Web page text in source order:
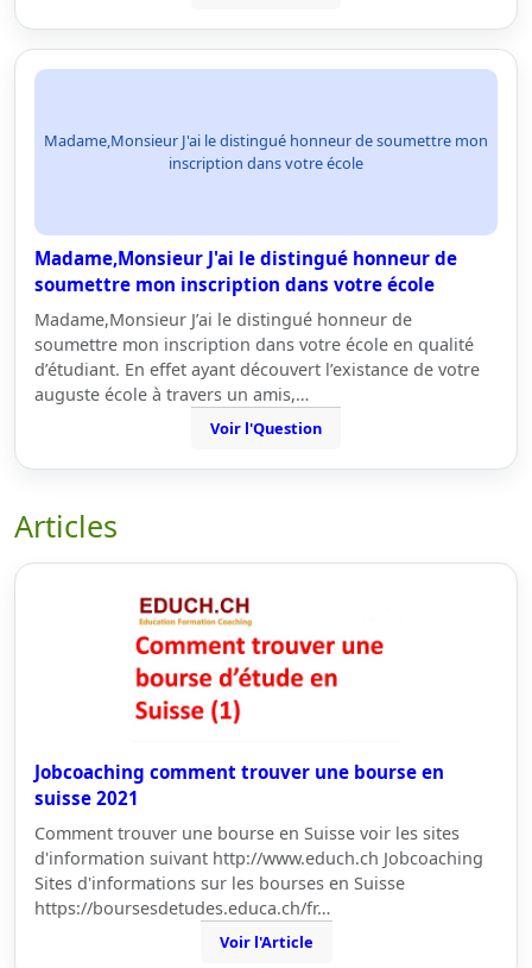
Madame,Monsieur J'ai le distingué honneur de soumettre mon
inscription dans votre école
Madame,Monsieur J'ai le distingué honneur de
soumettre mon inscription dans votre école
Madame,Monsieur J’ai le distingué honneur de
soumettre mon inscription dans votre école en qualité
d’étudiant. En effet ayant découvert l’existance de votre
auguste école à travers un amis,…
Voir l'Question
Articles
Jobcoaching comment trouver une bourse en
suisse 2021
Comment trouver une bourse en Suisse voir les sites
d'information suivant http://www.educh.ch Jobcoaching
Sites d'informations sur les bourses en Suisse
https://boursesdetudes.educa.ch/fr…
Voir l'Article